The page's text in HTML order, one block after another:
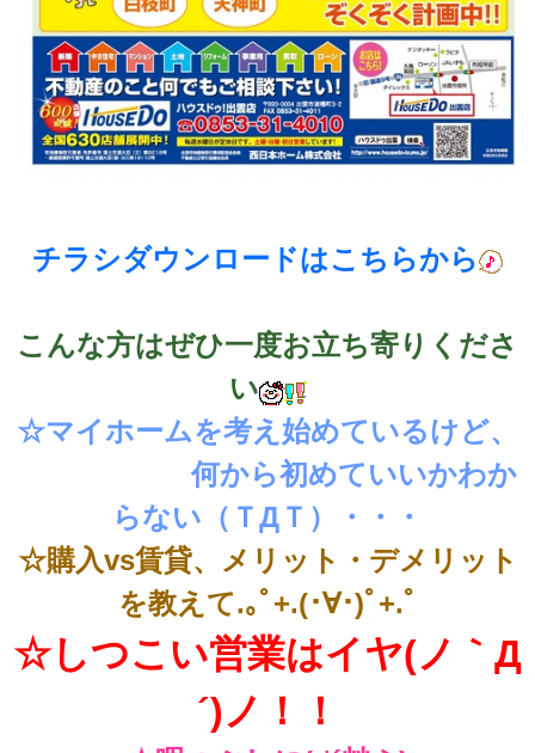
チラシダウンロードはこちらから
こんな方はぜひ一度お立ち寄りくださ
い
☆マイホームを考え始めているけど、
何から初めていいかわか
らない（ＴДＴ）・・・
☆購入vs賃貸、メリット・デメリット
を教えて.｡ﾟ+.(･∀･)ﾟ+.ﾟ
☆しつこい営業はイヤ(ノ｀Д
´)ノ！！